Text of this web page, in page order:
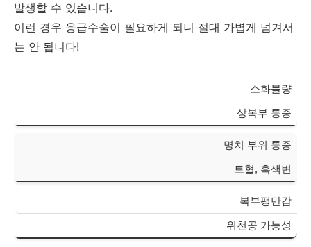
발생할 수 있습니다.
이런 경우 응급수술이 필요하게 되니 절대 가볍게 넘겨서
는 안 됩니다!
소화불량
상복부 통증
명치 부위 통증
토혈, 흑색변
복부팽만감
위천공 가능성